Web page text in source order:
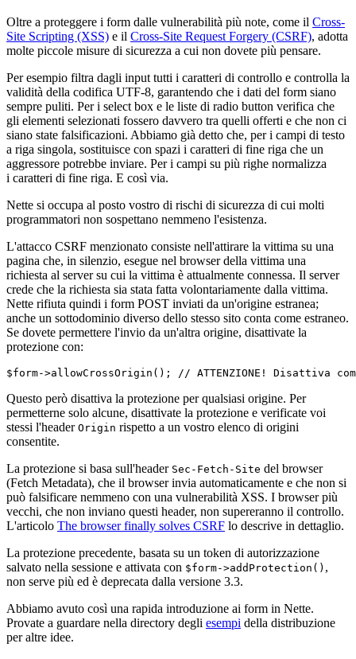
Oltre a proteggere i form dalle vulnerabilità più note, come il Cross-
Site Scripting (XSS) e il Cross-Site Request Forgery (CSRF), adotta
molte piccole misure di sicurezza a cui non dovete più pensare.
Per esempio filtra dagli input tutti i caratteri di controllo e controlla la
validità della codifica UTF-8, garantendo che i dati del form siano
sempre puliti. Per i select box e le liste di radio button verifica che
gli elementi selezionati fossero davvero tra quelli offerti e che non ci
siano state falsificazioni. Abbiamo già detto che, per i campi di testo
a riga singola, sostituisce con spazi i caratteri di fine riga che un
aggressore potrebbe inviare. Per i campi su più righe normalizza
i caratteri di fine riga. E così via.
Nette si occupa al posto vostro di rischi di sicurezza di cui molti
programmatori non sospettano nemmeno l'esistenza.
L'attacco CSRF menzionato consiste nell'attirare la vittima su una
pagina che, in silenzio, esegue nel browser della vittima una
richiesta al server su cui la vittima è attualmente connessa. Il server
crede che la richiesta sia stata fatta volontariamente dalla vittima.
Nette rifiuta quindi i form POST inviati da un'origine estranea;
anche un sottodominio diverso dello stesso sito conta come estraneo.
Se dovete permettere l'invio da un'altra origine, disattivate la
protezione con:
Questo però disattiva la protezione per qualsiasi origine. Per
permetterne solo alcune, disattivate la protezione e verificate voi
stessi l'header Origin rispetto a un vostro elenco di origini
consentite.
La protezione si basa sull'header Sec-Fetch-Site del browser
(Fetch Metadata), che il browser invia automaticamente e che non si
può falsificare nemmeno con una vulnerabilità XSS. I browser più
vecchi, che non inviano questi header, non supereranno il controllo.
L'articolo The browser finally solves CSRF lo descrive in dettaglio.
La protezione precedente, basata su un token di autorizzazione
salvato nella sessione e attivata con $form->addProtection() ,
non serve più ed è deprecata dalla versione 3.3.
Abbiamo avuto così una rapida introduzione ai form in Nette.
Provate a guardare nella directory degli esempi della distribuzione
per altre idee.